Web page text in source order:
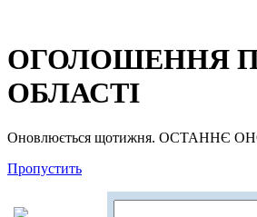
ОГОЛОШЕННЯ
ОБЛАСТІ
Оновлюється щотижня. ОСТАННЄ
Пропустить